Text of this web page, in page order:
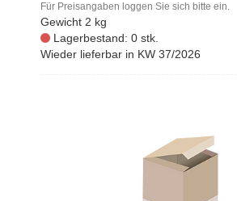
Für Preisangaben loggen Sie sich bitte ein.
Gewicht 2 kg
Lagerbestand: 0 stk.
Wieder lieferbar in KW 37/2026